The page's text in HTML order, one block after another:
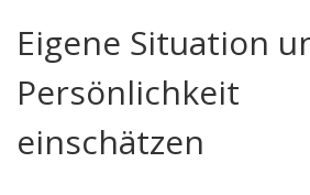
Eigene Situation
Persönlichkeit
einschätzen